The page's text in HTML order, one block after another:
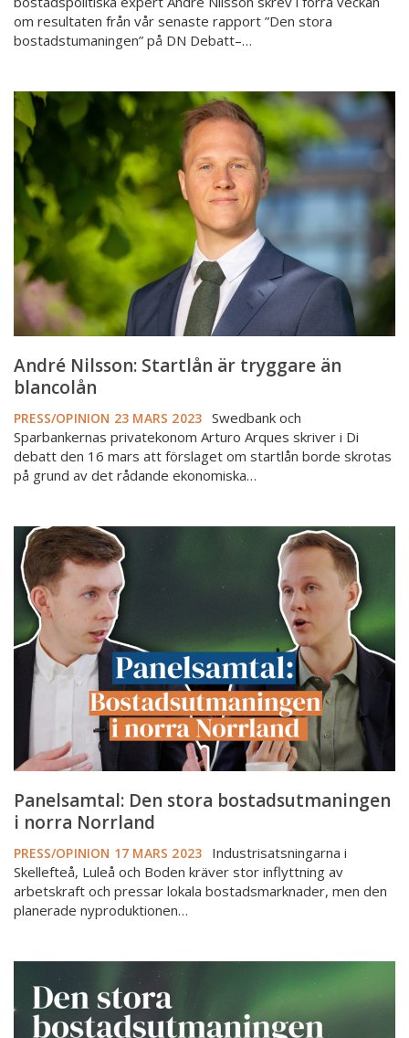
om resultaten från vår senaste rapport ”Den stora
bostadstumaningen” på DN Debatt–…
André
Nilsson:
Startlån
är
tryggare
blancolån
André Nilsson: Startlån är tryggare än
blancolån
PRESS/OPINION 23 MARS 2023 Swedbank och
Sparbankernas privatekonom Arturo Arques skriver i Di
debatt den 16 mars att förslaget om startlån borde skrotas
på grund av det rådande ekonomiska…
Panelsamtal:
Den
stora
bostadsutmaningen
norra
Norrland
Panelsamtal: Den stora bostadsutmaningen
i norra Norrland
PRESS/OPINION 17 MARS 2023
Industrisatsningarna i
Skellefteå, Luleå och Boden kräver stor inflyttning av
arbetskraft och pressar lokala bostadsmarknader, men den
planerade nyproduktionen…
Ny
rapport